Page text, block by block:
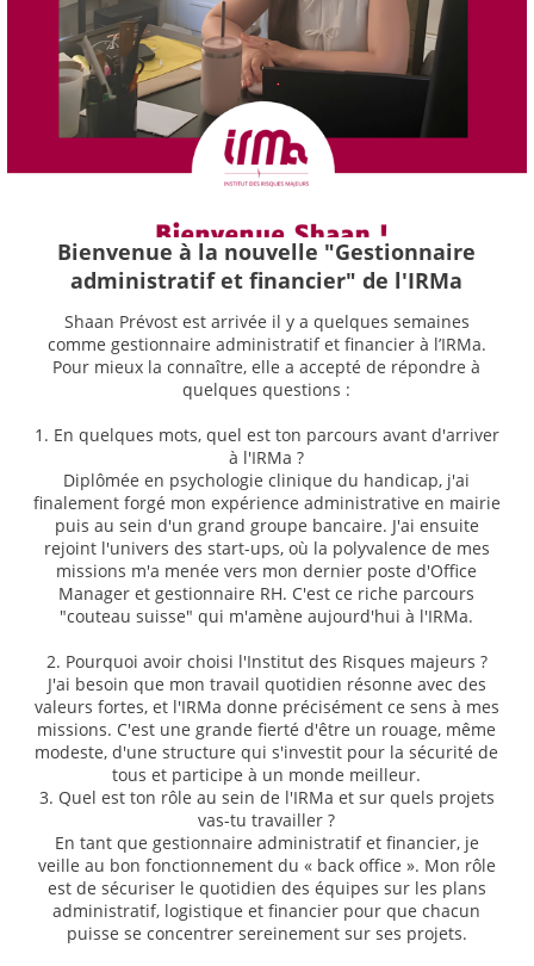
Bienvenue à la nouvelle "Gestionnaire
administratif et financier" de l'IRMa
Shaan Prévost est arrivée il y a quelques semaines
comme gestionnaire administratif et financier à l’IRMa.
Pour mieux la connaître, elle a accepté de répondre à
quelques questions :
1. En quelques mots, quel est ton parcours avant d'arriver
à l'IRMa ?
Diplômée en psychologie clinique du handicap, j'ai
finalement forgé mon expérience administrative en mairie
puis au sein d'un grand groupe bancaire. J'ai ensuite
rejoint l'univers des start-ups, où la polyvalence de mes
missions m'a menée vers mon dernier poste d'Office
Manager et gestionnaire RH. C'est ce riche parcours
"couteau suisse" qui m'amène aujourd'hui à l'IRMa.
2. Pourquoi avoir choisi l'Institut des Risques majeurs ?
J'ai besoin que mon travail quotidien résonne avec des
valeurs fortes, et l'IRMa donne précisément ce sens à mes
missions. C'est une grande fierté d'être un rouage, même
modeste, d'une structure qui s'investit pour la sécurité de
tous et participe à un monde meilleur.
3. Quel est ton rôle au sein de l'IRMa et sur quels projets
vas-tu travailler ?
En tant que gestionnaire administratif et financier, je
veille au bon fonctionnement du « back office ». Mon rôle
est de sécuriser le quotidien des équipes sur les plans
administratif, logistique et financier pour que chacun
puisse se concentrer sereinement sur ses projets.